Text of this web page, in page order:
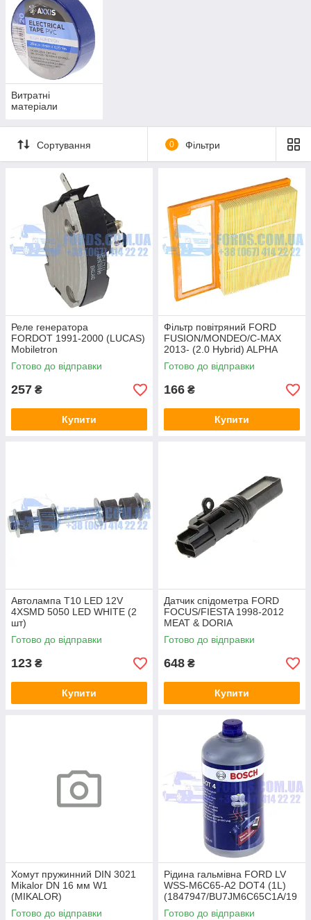
Витратні
матеріали
Сортування 0 Фільтри
Реле генератора
FORDOT 1991-2000 (LUCAS)
Mobiletron
Готово до відправки
257 ₴
Купити
Фільтр повітряний FORD
FUSION/MONDEO/C-MAX
2013- (2.0 Hybrid) ALPHA
FILTER
Готово до відправки
166 ₴
Купити
Автолампа T10 LED 12V
4XSMD 5050 LED WHITE (2
шт)
Готово до відправки
123 ₴
Купити
Датчик спідометра FORD
FOCUS/FIESTA 1998-2012
MEAT & DORIA
Готово до відправки
648 ₴
Купити
Хомут пружинний DIN 3021
Mikalor DN 16 мм W1
(MIKALOR)
Готово до відправки
Рідина гальмівна FORD LV
WSS-M6C65-A2 DOT4 (1L)
(1847947/BU7JM6C65C1A/19
87479107) BOSCH
Готово до відправки